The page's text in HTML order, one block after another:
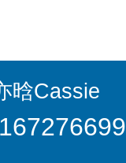
晗Cassie